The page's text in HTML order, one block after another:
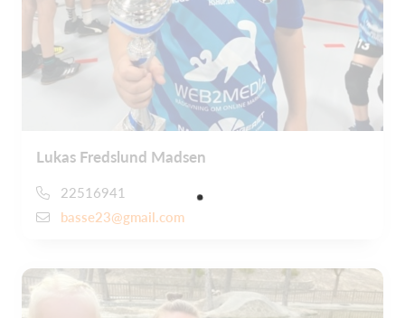
Lukas Fredslund Madsen
22516941
basse23@gmail.com